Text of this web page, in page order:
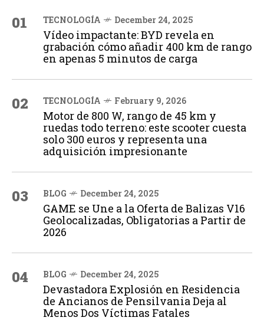
01 TECNOLOGÍA December 24, 2025
Vídeo impactante: BYD revela en
grabación cómo añadir 400 km de rango
en apenas 5 minutos de carga
02 TECNOLOGÍA February 9, 2026
Motor de 800 W, rango de 45 km y
ruedas todo terreno: este scooter cuesta
solo 300 euros y representa una
adquisición impresionante
03 BLOG December 24, 2025
GAME se Une a la Oferta de Balizas V16
Geolocalizadas, Obligatorias a Partir de
2026
04 BLOG December 24, 2025
Devastadora Explosión en Residencia
de Ancianos de Pensilvania Deja al
Menos Dos Víctimas Fatales